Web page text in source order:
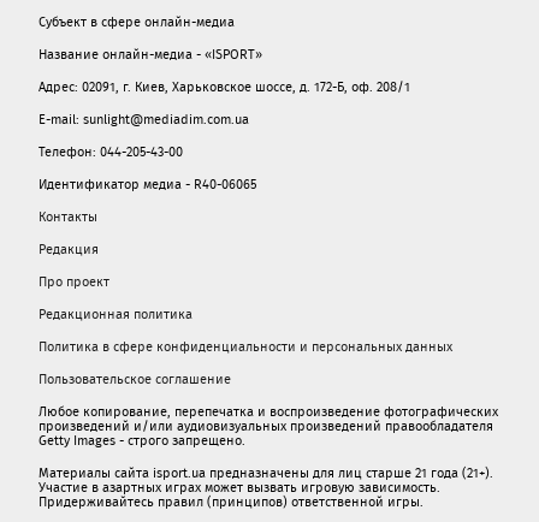
Субъект в сфере онлайн-медиа
Название онлайн-медиа - «ISPORT»
Адрес: 02091, г. Киев, Харьковское шоссе, д. 172-Б, оф. 208/1
E-mail: sunlight@mediadim.com.ua
Телефон: 044-205-43-00
Идентификатор медиа - R40-06065
Контакты
Редакция
Про проект
Редакционная политика
Политика в сфере конфиденциальности и персональных данных
Пользовательское соглашение
Любое копирование, перепечатка и воспроизведение фотографических
произведений и/или аудиовизуальных произведений правообладателя
Getty Images - строго запрещено.
Материалы сайта isport.ua предназначены для лиц старше 21 года (21+).
Участие в азартных играх может вызвать игровую зависимость.
Придерживайтесь правил (принципов) ответственной игры.